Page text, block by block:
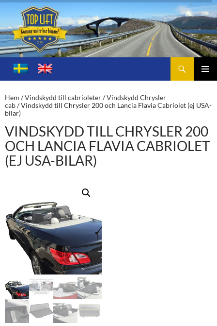
Toplift.se – för körning under bar himmel
HOPPA
TILL
Hem /Vindskydd till cabrioleter/Vindskydd Chrysler
cab/ Vindskydd till Chrysler 200 och Lancia Flavia Cabriolet (ej USA-
bilar)
VINDSKYDD TILL CHRYSLER 200
OCH LANCIA FLAVIA CABRIOLET
(EJ USA-BILAR)